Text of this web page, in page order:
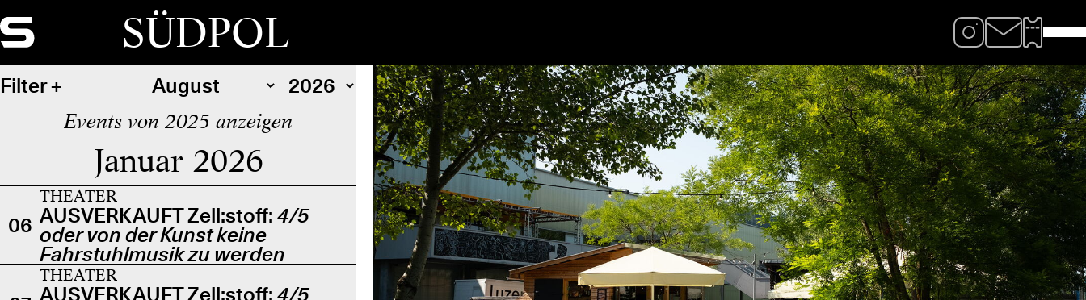
SÜDPOL
Filter
Events von 2025 anzeigen
Januar 2026
06
THEATER
AUSVERKAUFT Zell:stoff: 4/5
oder von der Kunst keine
Fahrstuhlmusik zu werden
THEATER
AUSVERKAUFT Zell:stoff: 4/5